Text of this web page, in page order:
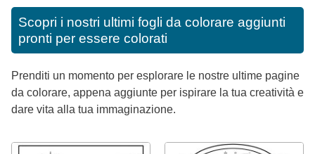
Scopri i nostri ultimi fogli da colorare aggiunti
pronti per essere colorati
Prenditi un momento per esplorare le nostre ultime pagine
da colorare, appena aggiunte per ispirare la tua creatività e
dare vita alla tua immaginazione.